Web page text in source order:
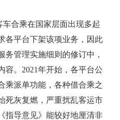
车合乘在国家层面出现多起
各平台下架该项业务，因此
务管理实施细则的修订中，
容。 2021年开始，各平台公
乘派单功能，各种借合乘之
死灰复燃，严重扰乱客运市
指导意见》能较好地厘清非